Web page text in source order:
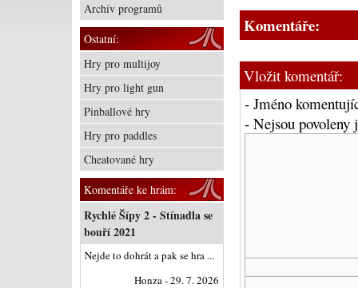
Komentáře:
Vložit komentář:
- Jméno
- Nejsou
Archív programů
Ostatní:
Hry pro multijoy
Hry pro light gun
Pinballové hry
Hry pro paddles
Cheatované hry
Komentáře ke hrám:
Rychlé Šípy 2 - Stínadla se
bouří 2021
Nejde to dohrát a pak se hra ...
Honza - 29. 7. 2026